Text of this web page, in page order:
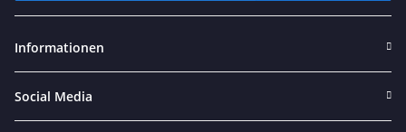
Informationen
Social Media